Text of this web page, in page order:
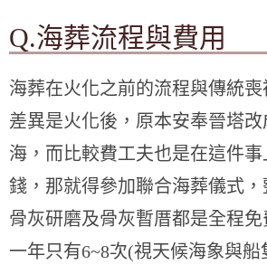
Q.海葬流程與費用
海葬在火化之前的流程與傳統
差異是火化後，原本安奉晉塔
海，而比較費工夫也是在這件
錢，那就得參加聯合海葬儀式
骨灰研磨及骨灰暫厝都是全程
一年只有6~8次(視天候海象與